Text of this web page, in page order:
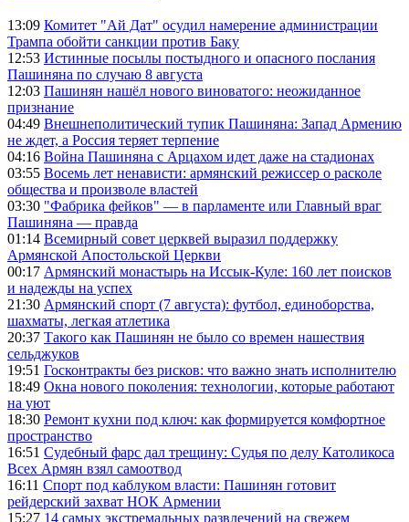
13:09 Комитет "Ай Дат" осудил намерение администрации
Трампа обойти санкции против Баку
12:53 Истинные посылы постыдного и опасного послания
Пашиняна по случаю 8 августа
12:03 Пашинян нашёл нового виноватого: неожиданное
признание
04:49 Внешнеполитический тупик Пашиняна: Запад Армению
не ждет, а Россия теряет терпение
04:16 Война Пашиняна с Арцахом идет даже на стадионах
03:55 Восемь лет ненависти: армянский режиссер о расколе
общества и произволе властей
03:30 "Фабрика фейков" — в парламенте или Главный враг
Пашиняна — правда
01:14 Всемирный совет церквей выразил поддержку
Армянской Апостольской Церкви
00:17 Армянский монастырь на Иссык-Куле: 160 лет поисков
и надежды на успех
21:30 Армянский спорт (7 августа): футбол, единоборства,
шахматы, легкая атлетика
20:37 Такого как Пашинян не было со времен нашествия
сельджуков
19:51 Госконтракты без рисков: что важно знать исполнителю
18:49 Окна нового поколения: технологии, которые работают
на уют
18:30 Ремонт кухни под ключ: как формируется комфортное
пространство
16:51 Судебный фарс дал трещину: Судья по делу Католикоса
Всех Армян взял самоотвод
16:11 Спорт под каблуком власти: Пашинян готовит
рейдерский захват НОК Армении
15:27 14 самых экстремальных развлечений на свежем